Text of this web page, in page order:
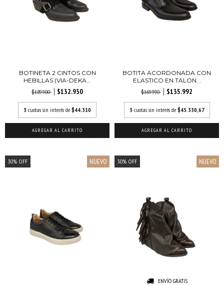
BOTINETA 2 CINTOS CON
HEBILLAS (VIA-DEKA...
$189.900
$132.930
3 cuotas sin interés de $44.310
AGREGAR AL CARRITO
BOTITA ACORDONADA CON
ELASTICO EN TALON...
$169.990
$135.992
3 cuotas sin interés de $45.330,67
AGREGAR AL CARRITO
30% OFF NUEVO 30% OFF
ENVÍO GRATIS
NUEVO